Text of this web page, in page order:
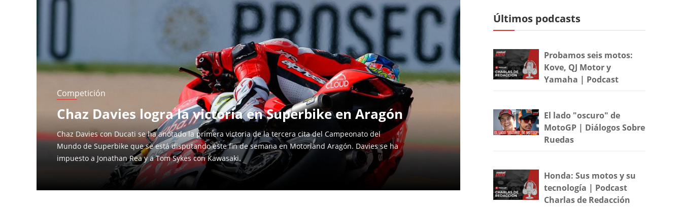
Competición
Chaz Davies logra la victoria en Superbike en Aragón
Chaz Davies con Ducati se ha anotado la primera victoria de la tercera cita del Campeonato del
Mundo de Superbike que se está disputando este fin de semana en Motorland Aragón. Davies se ha
impuesto a Jonathan Rea y a Tom Sykes con Kawasaki.
Últimos podcasts
Probamos seis motos:
Kove, QJ Motor y
Yamaha | Podcast
El lado "oscuro" de
MotoGP | Diálogos Sobre
Ruedas
Honda: Sus motos y su
tecnología | Podcast
Charlas de Redacción